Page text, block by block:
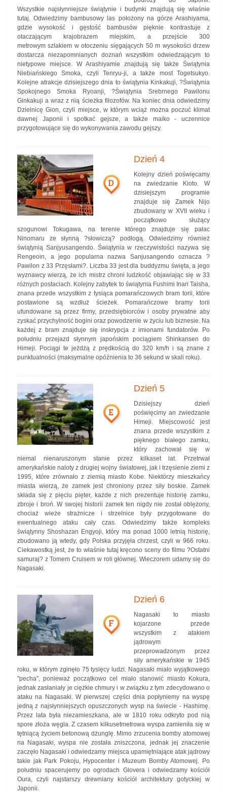
Wszystkie najsłynniejsze świątynie i budynki znajdują się właśnie
tutaj. Odwiedzimy bambusowy las położony na górze Arashiyama,
gdzie wysokość i gęstość bambusów pięknie kontrastuje z
otaczającym krajobrazem miejskim, a przejście 300
metrowym szlakiem w otoczeniu sięgających 50 m wysokości drzew
dostarcza niezapomnianych doznań wszystkim odwiedzającym to
nietypowe miejsce. W Arashiyamie znajdują się także Świątynia
Niebiańskiego Smoka, czyli Tenryu-ji, a także most Togetsukyo.
Kolejne atrakcje dzisiejszego dnia to świątynia Kinkakuji, ?Świątynia
Spokojnego Smoka Ryoanji, ?Świątynia Srebrnego Pawilonu
Ginkakuji a wraz z nią ścieżka filozofów. Na koniec dnia odwiedzimy
Dzielnicę Gion, czyli miejsce, w którym wciąż można poczuć klimat
dawnej Japonii i spotkać gejsze, a także maiko - uczennice
przygotowujące się do wykonywania zawodu gejszy.
D
Dzień 4
Kolejny dzień poświęcamy
na zwiedzanie Kioto. W
dzisiejszym programie
znajduje się Zamek Nijo
zbudowany w XVII wieku i
początkowo służący
szogunowi Tokugawa, na terenie którego znajduje się pałac
Ninomaru ze słynną ?słowiczą? podłogą. Odwiedzimy również
świątynią Sanjyusangendo. Świątynia w rzeczywistości nazywa się
Rengeoin, a jego popularna nazwa Sanjusangendo oznacza ?
Pawilon z 33 Przęsłami?. Liczba 33 jest dla buddyzmu święta, a jego
wyznawcy wierzą, że ich mistrz chroni ludzkość objawiając się w 33
różnych postaciach. Kolejny zabytek to świątynia Fushimi Inari Taisha,
znana przede wszystkim z tysiąca pomarańczowych bram torii, które
postawione są wzdłuż ścieżek. Pomarańczowe bramy torii
ufundowane są przez firmy, przedsiębiorców i osoby prywatne aby
zyskać przychylność bogini oraz powodzenie w życiu lub biznesie. Na
każdej z bram znajduje się inskrypcja z imionami fundatorów. Po
południu przejazd słynnym japońskim pociągiem Shinkansen do
Himeji. Pociągi te jeżdżą z prędkością do 320 km/h i są znane z
punktualności (maksymalne opóźnienia to 36 sekund w skali roku).
E
Dzień 5
Dzisiejszy dzień
poświęcimy an zwiedzanie
Himeji. Miejscowość jest
znana przede wszystkim z
pięknego białego zamku,
który zachował się w
niemal nienaruszonym stanie przez kilkaset lat. Przetrwał
amerykańskie naloty z drugiej wojny światowej, jak i trzęsienie ziemi z
1995, które zrównało z ziemią miasto Kobe. Niektórzy mieszkańcy
miasta wierzą, że zamek jest chroniony przez siły boskie. Zamek
składa się z pięciu pięter, każde z nich prezentuje historię zamku,
zbroje i broń. W swojej historii zamek ten nigdy nie został oblężony,
chociaż wieże strażnicze i strzelnice były przygotowane do
ewentualnego ataku cały czas. Odwiedzimy także kompleks
świątynny Shoshazan Engyoji, który ma ponad 1000 letnią historię,
zbudowano ją wtedy, gdy Polska przyjęła chrzest, czyli w 966 roku.
Ciekawostką jest, że to właśnie tutaj kręcono sceny do filmu ?Ostatni
samuraj? z Tomem Cruisem w roli głównej. Wieczorem udamy się do
Nagasaki.
F
Dzień 6
Nagasaki to miasto
kojarzone przede
wszystkim z atakiem
jądrowym
przeprowadzonym przez
siły amerykańskie w 1945
roku, w którym zginęło 75 tysięcy ludzi. Nagasaki miało wyjątkowego
"pecha", ponieważ początkowo cel miało stanowić miasto Kokura,
jednak zasłaniały je ciężkie chmury i w związku z tym zdecydowano o
ataku na Nagasaki. W pierwszej części dnia popłyniemy na wyspę
jedną z najsłynniejszych opuszczonych wysp na świecie - Hashimę.
Przez lata była niezamieszkana, ale w 1810 roku odkryto pod nią
spore złoża węgla. Z czasem kilkusetmetrowa wyspa zamieniła się w
tętniącą życiem betonową dżunglę. Mimo zrzucenia bomby atomowej
na Nagasaki, wyspa nie została zniszczona, jednak jej znaczenie
zaczęło Nagasaki i odwiedzamy miejsca upamiętniające atak jądrowy
takie jak Park Pokoju, Hypocenter i Muzeum Bomby Atomowej. Po
południu spacerujemy po ogrodach Glovera i odwiedzamy kościół
Oura, czyli najstarszy drewniany kościół architektury gotyckiej w
Japonii.